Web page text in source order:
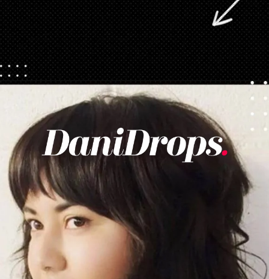
Apertura in corso https://danidrops.com.br/it/taglio-di-capelli-con-la-frangetta/